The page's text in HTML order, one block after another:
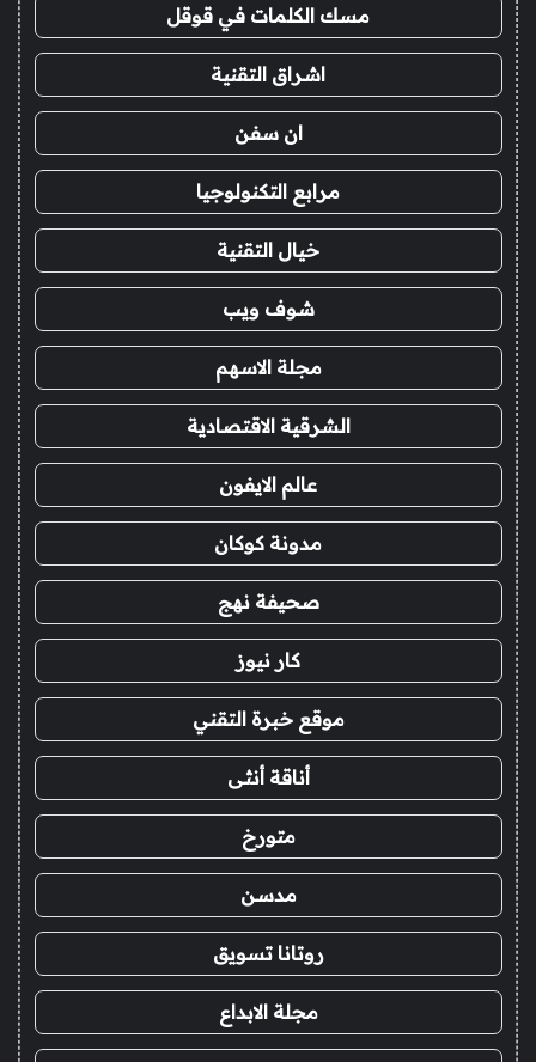
مسك الكلمات في قوقل
اشراق التقنية
ان سفن
مرابع التكنولوجيا
خيال التقنية
شوف ويب
مجلة الاسهم
الشرقية الاقتصادية
عالم الايفون
مدونة كوكان
صحيفة نهج
كار نيوز
موقع خبرة التقني
أناقة أنثى
متورخ
مدسن
روتانا تسويق
مجلة الابداع